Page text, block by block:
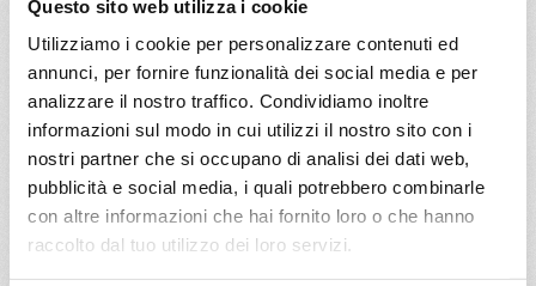
Questo sito web utilizza i cookie
Utilizziamo i cookie per personalizzare contenuti ed
annunci, per fornire funzionalità dei social media e per
analizzare il nostro traffico. Condividiamo inoltre
informazioni sul modo in cui utilizzi il nostro sito con i
nostri partner che si occupano di analisi dei dati web,
pubblicità e social media, i quali potrebbero combinarle
con altre informazioni che hai fornito loro o che hanno
raccolto dal tuo utilizzo dei loro servizi.
a partire da
€ 300
DETTAGLI
daTenerifecon Costa Smeralda